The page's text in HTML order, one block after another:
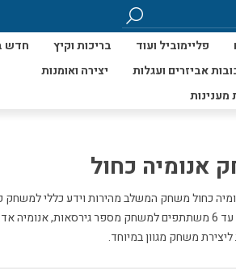
פליימוביל ועוד בריכות וקיץ
חדש
אביזרים ועגלות
יצירה ואומנות
מענינות
אנומיה כחול
מיועד ל 3 עד 6 משתתפים למשחק מספר גירסאות,
משחק מגוון במיוחד.